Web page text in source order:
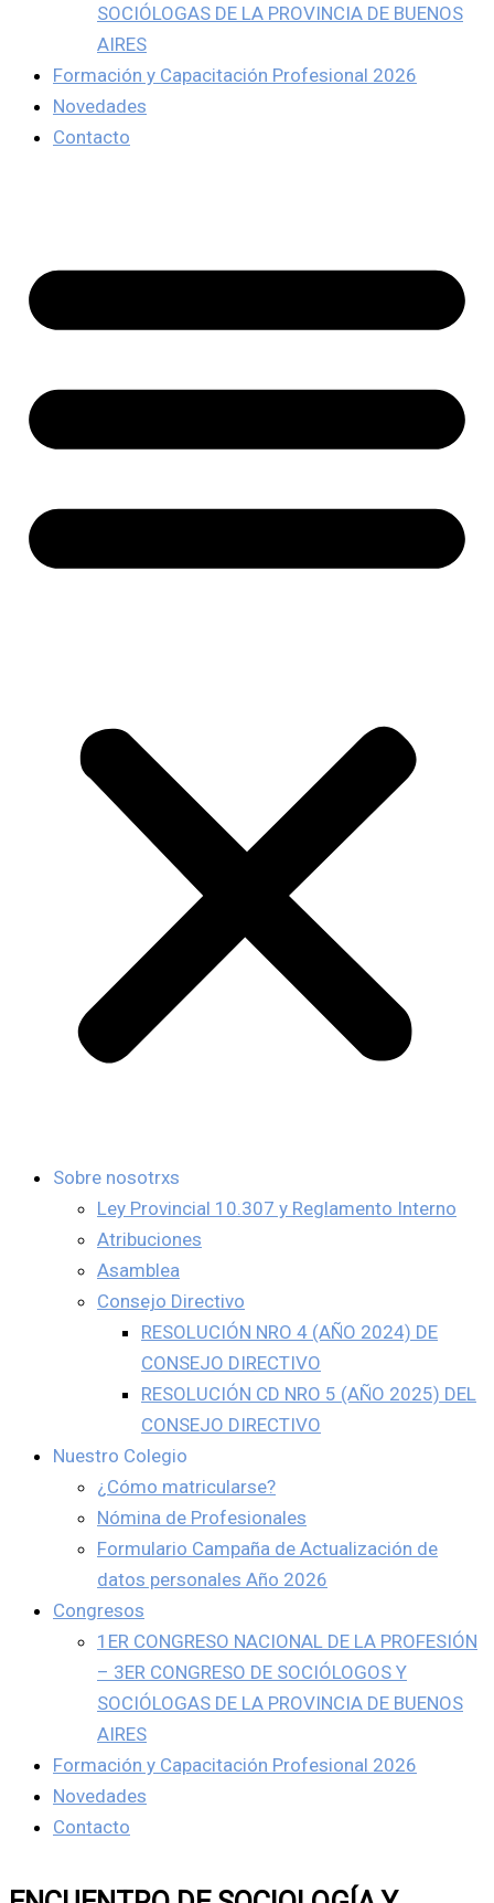
SOCIÓLOGAS DE LA PROVINCIA DE BUENOS
AIRES
Formación y Capacitación Profesional 2026
Novedades
Contacto
Sobre nosotrxs
Ley Provincial 10.307 y Reglamento Interno
Atribuciones
Asamblea
Consejo Directivo
RESOLUCIÓN NRO 4 (AÑO 2024) DE
CONSEJO DIRECTIVO
RESOLUCIÓN CD NRO 5 (AÑO 2025) DEL
CONSEJO DIRECTIVO
Nuestro Colegio
¿Cómo matricularse?
Nómina de Profesionales
Formulario Campaña de Actualización de
datos personales Año 2026
Congresos
1ER CONGRESO NACIONAL DE LA PROFESIÓN
– 3ER CONGRESO DE SOCIÓLOGOS Y
SOCIÓLOGAS DE LA PROVINCIA DE BUENOS
AIRES
Formación y Capacitación Profesional 2026
Novedades
Contacto